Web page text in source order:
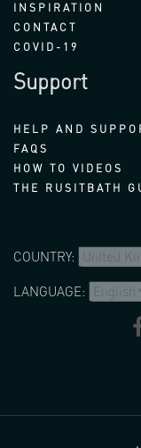
INSPIRATION
CONTACT
COVID-19
Support
HELP AND
FAQS
HOW TO VIDEOS
THE RUSITBATH
COUNTRY:
LANGUAGE: